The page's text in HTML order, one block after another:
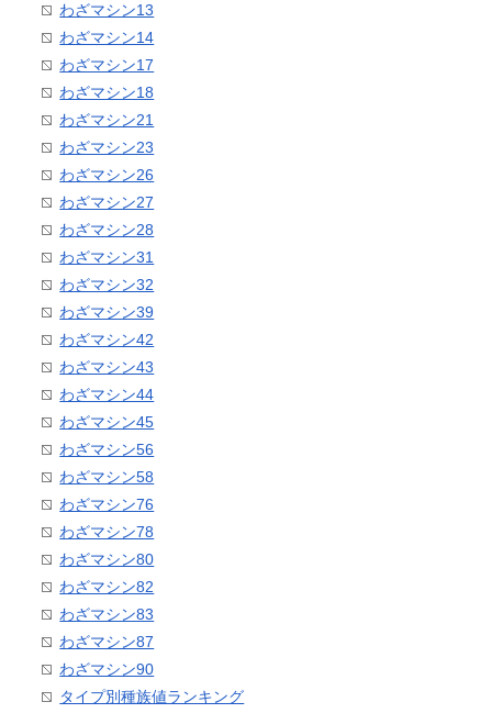
わざマシン13
わざマシン14
わざマシン17
わざマシン18
わざマシン21
わざマシン23
わざマシン26
わざマシン27
わざマシン28
わざマシン31
わざマシン32
わざマシン39
わざマシン42
わざマシン43
わざマシン44
わざマシン45
わざマシン56
わざマシン58
わざマシン76
わざマシン78
わざマシン80
わざマシン82
わざマシン83
わざマシン87
わざマシン90
タイプ別種族値ランキング